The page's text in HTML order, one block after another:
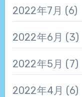
2022年7月 (6)
2022年6月 (3)
2022年5月 (7)
2022年4月 (6)